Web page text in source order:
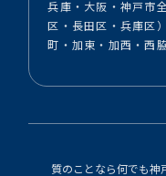
兵庫・大阪・神戸市
区・長田区・兵庫区
町・加東・加西・西
質のことなら何でも神